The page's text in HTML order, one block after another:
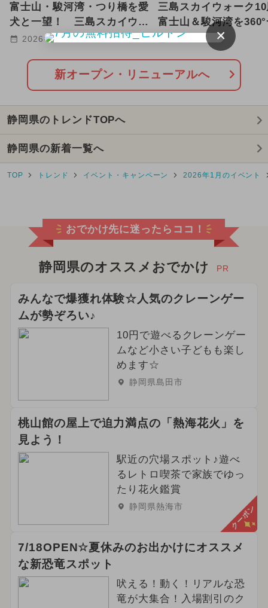
イルミネーション
2024年7月のイベント
2026年7月のイベント
2025年2月のイベント キャラクター
2025年7月のイベント
2026年2月のイベント
2026年3月のイベント
2025年1月のイベント
2025年5月のイベント
2024年3月のイベント
2025年4月のイベント
2026年4月のイベント
雨の日OK 2026年5月のイベント
2024年10月のイベント
2025年9月のイベント 花火
2025年6月のイベント クリスマス
2024年4月のイベント 冬休み
2023年12月のイベント
2024年2月のイベント
富士山・駿河湾・つり橋を愛
犬と一望！ 三島スカイウォ
ークに絶景ドッグラン誕生
2026-07-03
三島スカイウォーク
富士山＆駿河湾を
きる展望カフェが新オ
2026-06-24
新オープン・リニューアルへ
静岡県のトレンドTOPへ
静岡県の新着一覧へ
TOP トレンド イベント・キャンペーン 2026年1月のイベント
おでかけ先に迷ったらココ！
静岡県のオススメおでかけ PR
みんなで爆獲れ体験☆人気のクレーンゲー
ムが勢ぞろい♪
10円で遊べるクレーンゲー
ムなど小さい子どもも楽し
めます☆
静岡県島田市
桃山館の屋上で迫力満点の「熱海花火」を
見よう！
駅近の穴場スポット♪遊べ
るレトロ喫茶で家族でゆっ
たり花火鑑賞
静岡県熱海市 クーポン
7/18OPEN☆夏休みのお出かけにオススメ
な新恐竜スポット
吠える！動く！リアルな恐
竜が大集合！入場割引のク
×